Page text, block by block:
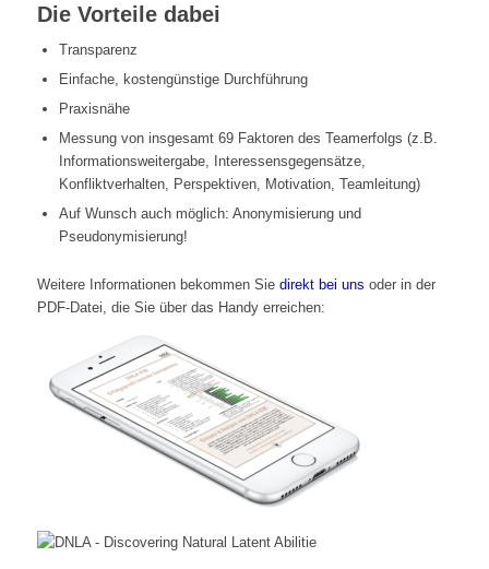
Die Vorteile dabei
Transparenz
Einfache, kostengünstige Durchführung
Praxisnähe
Messung von insgesamt 69 Faktoren des Teamerfolgs (z.B.
Informationsweitergabe, Interessensgegensätze,
Konfliktverhalten, Perspektiven, Motivation, Teamleitung)
Auf Wunsch auch möglich: Anonymisierung und
Pseudonymisierung!
Weitere Informationen bekommen Sie direkt bei uns oder in der
PDF-Datei, die Sie über das Handy erreichen: